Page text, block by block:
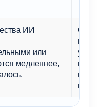
ИИ
или
медленнее,